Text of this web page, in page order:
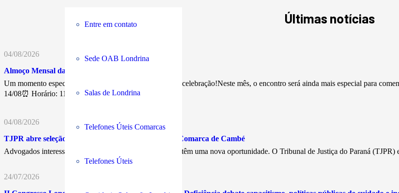
Entre em contato
Sede OAB Londrina
Salas de Londrina
Telefones Úteis Comarcas
Telefones Úteis
Últimas notícias
04/08/2026
Almoço Mensal da Advocacia
Um momento especial de confraternização, networking e celebração!Neste mês, o encontro será ainda mais especial para
14/08⏰ Horário: 11h30💰…
04/08/2026
TJPR abre seleção para Juiz Leigo Remunerado na Comarca de Cambé
Advogados interessados em atuar nos Juizados Especiais têm uma nova oportunidade. O Tribunal de Justiça do Paraná
24/07/2026